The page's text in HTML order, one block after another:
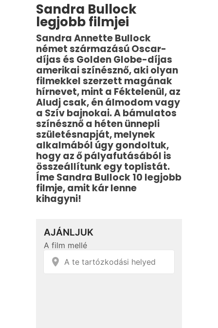
Sandra Bullock
legjobb filmjei
Sandra Annette Bullock
német származású Oscar-
díjas és Golden Globe-díjas
amerikai színésznő, aki olyan
filmekkel szerzett magának
hírnevet, mint a Féktelenül, az
Aludj csak, én álmodom vagy
a Szív bajnokai. A bámulatos
színésznő a héten ünnepli
születésnapját, melynek
alkalmából úgy gondoltuk,
hogy az ő pályafutásából is
összeállítunk egy toplistát.
Íme Sandra Bullock 10 legjobb
filmje, amit kár lenne
kihagyni!